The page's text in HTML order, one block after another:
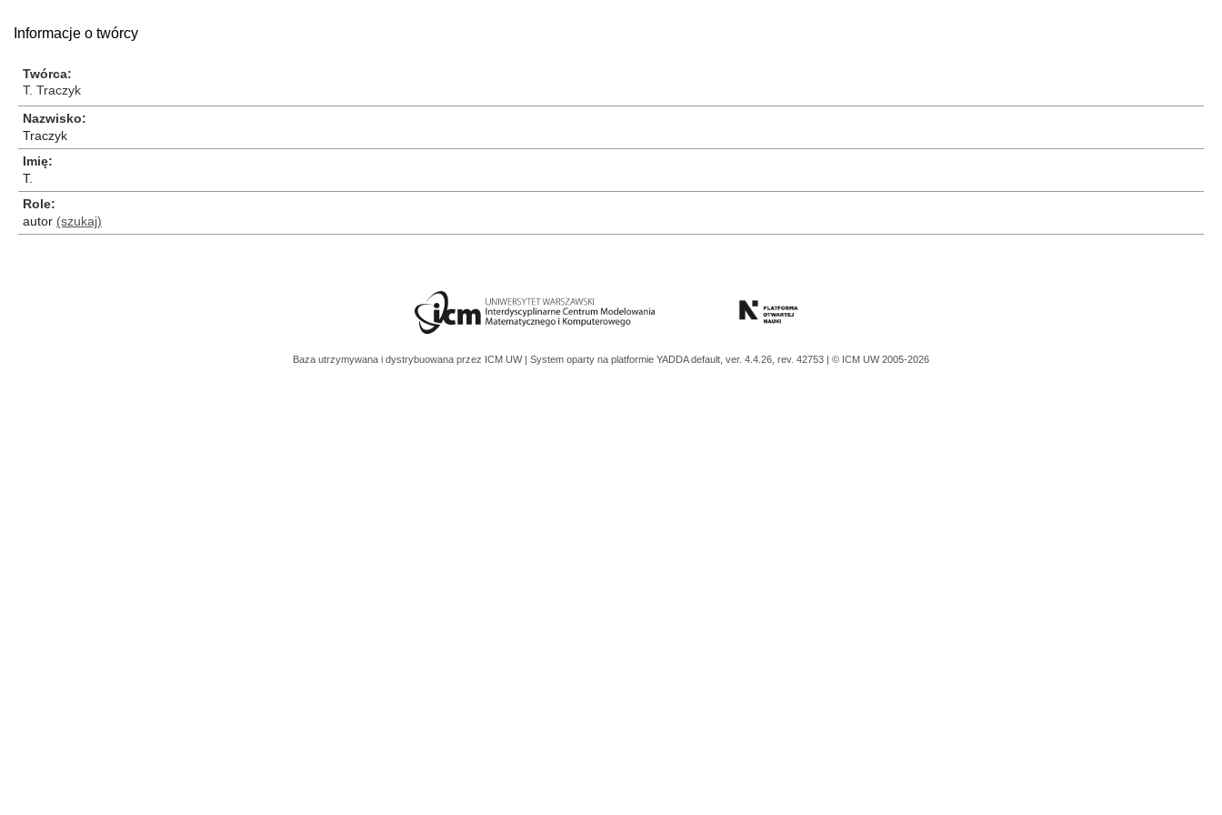
Informacje o twórcy
Twórca
T. Traczyk
Nazwisko
Traczyk
Imię
T.
Role
autor (szukaj)
Baza utrzymywana i dystrybuowana przez ICM UW | System oparty na platformie YADDAdefault, ver. 4.4.26, rev. 42753 | © ICM UW 2005-2026